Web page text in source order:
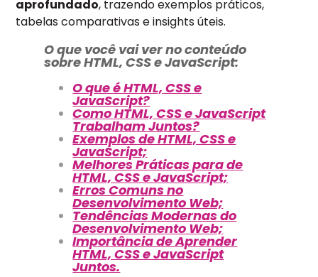
aprofundado, trazendo exemplos práticos,
tabelas comparativas e insights úteis.
O que você vai ver no conteúdo
sobre HTML, CSS e JavaScript:
O que é HTML, CSS e
JavaScript?
Como HTML, CSS e JavaScript
Trabalham Juntos?
Exemplos de HTML, CSS e
JavaScript;
Melhores Práticas para de
HTML, CSS e JavaScript;
Erros Comuns no
Desenvolvimento Web;
Tendências Modernas do
Desenvolvimento Web;
Importância de Aprender
HTML, CSS e JavaScript
Juntos.